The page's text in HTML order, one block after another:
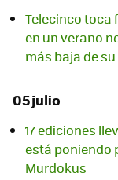
Telecinco toca
en un verano
más baja de
05 julio
17 ediciones
está poniendo
Murdokus